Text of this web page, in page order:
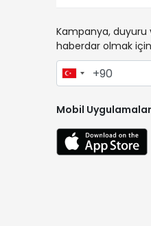
Kampanya,
haberdar olmak
Mobil